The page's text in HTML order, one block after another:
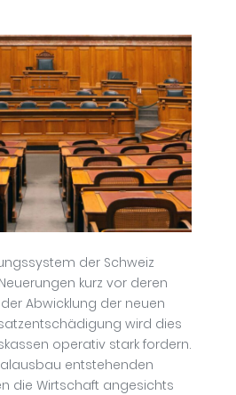
der Schweiz
kurz vor deren
Abwicklung der neuen
wird dies
operativ stark fordern.
entstehenden
die Wirtschaft angesichts